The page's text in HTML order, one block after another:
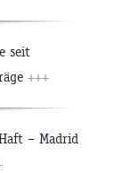
seit
+++
– Madrid